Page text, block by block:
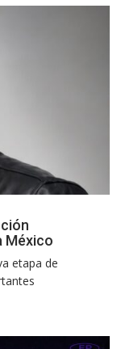
México
etapa de